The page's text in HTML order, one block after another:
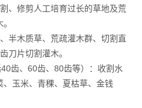
、修剪人工培育过长的草地及荒
半木质草、荒疏灌木群、切割直
刀片切割灌木。
齿、60齿、80齿等）：收割水
玉米、青稞、夏枯草、金钱